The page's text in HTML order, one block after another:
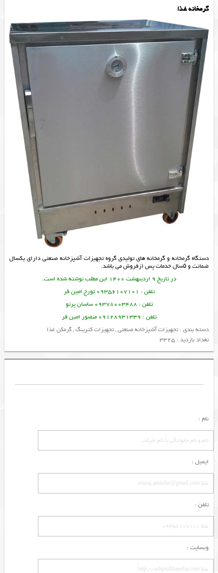
گرمخانه غذا
دستگاه گرمخانه و گرمخانه های تولیدی گروه تجهیزات آشپزخانه صنعتی دارای یکسال
ضمانت و ۵سال خدمات پس ازفروش می باشد.
در تاریخ 9 اردیبهشت 1400 این مطلب نوشته شده است.
تلفن : 09356107101 تورج امین فر
تلفن : 09378003488 ساسان پرتو
تلفن : 09128931339 منصور امین فر
دسته بندی :تجهیزات آشپزخانه صنعتی,تجهیزات کترینگ,گرمکن غذا
تعداد بازدید : 3325
نام :
ایمیل :
تلفن :
وبسایت :